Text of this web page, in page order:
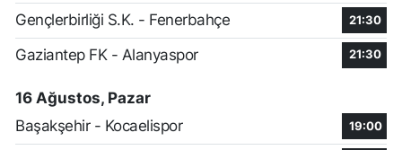
Gençlerbirliği S.K. - Fenerbahçe 21:30
Gaziantep FK - Alanyaspor 21:30
16 Ağustos, Pazar
Başakşehir - Kocaelispor
19:00